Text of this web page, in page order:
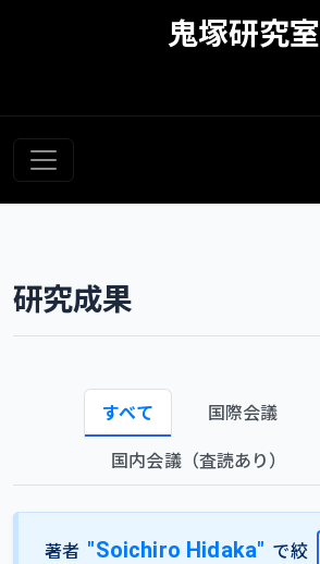
鬼塚研究室
研究成果
すべて 国際会議
国内会議（査読あり）
著者 "Soichiro Hidaka" で絞